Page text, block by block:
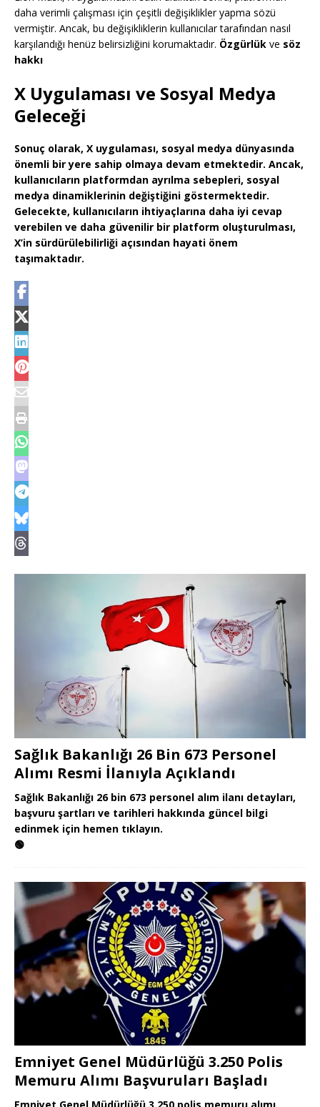
daha verimli çalışması için çeşitli değişiklikler yapma sözü
vermiştir. Ancak, bu değişikliklerin kullanıcılar tarafından nasıl
karşılandığı henüz belirsizliğini korumaktadır. Özgürlük ve söz
hakkı
X Uygulaması ve Sosyal Medya
Geleceği
Sonuç olarak, X uygulaması, sosyal medya dünyasında
önemli bir yere sahip olmaya devam etmektedir. Ancak,
kullanıcıların platformdan ayrılma sebepleri, sosyal
medya dinamiklerinin değiştiğini göstermektedir.
Gelecekte, kullanıcıların ihtiyaçlarına daha iyi cevap
verebilen ve daha güvenilir bir platform oluşturulması,
X’in sürdürülebilirliği açısından hayati önem
taşımaktadır.
Sağlık Bakanlığı 26 Bin 673 Personel
Alımı Resmi İlanıyla Açıklandı
Sağlık Bakanlığı 26 bin 673 personel alım ilanı detayları,
başvuru şartları ve tarihleri hakkında güncel bilgi
edinmek için hemen tıklayın.
🟢
Emniyet Genel Müdürlüğü 3.250 Polis
Memuru Alımı Başvuruları Başladı